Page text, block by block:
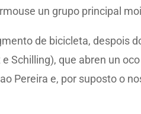
un grupo principal
de bicicleta, despois
Schilling), que abren un
Pereira e, por suposto o